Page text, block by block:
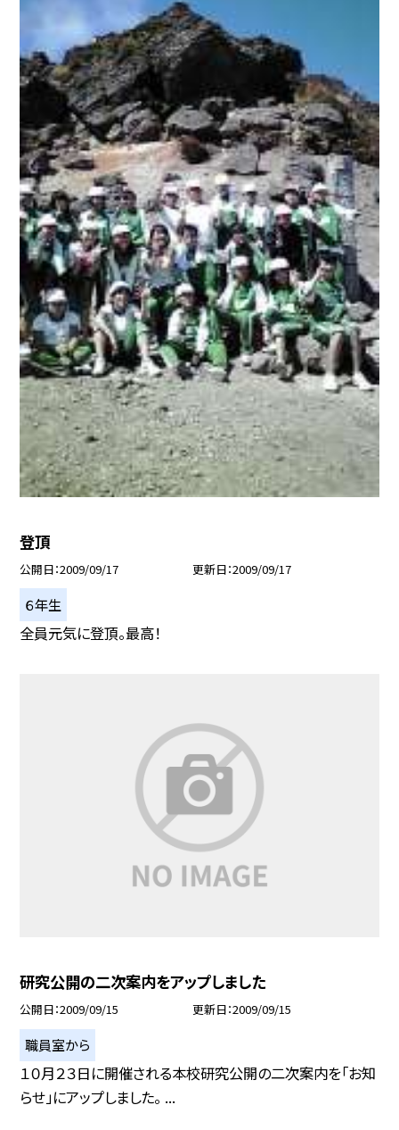
登頂
公開日 2009/09/17 更新日 2009/09/17
６年生
全員元気に登頂。最高！
研究公開の二次案内をアップしました
公開日 2009/09/15 更新日 2009/09/15
職員室から
１０月２３日に開催される本校研究公開の二次案内を「お知
らせ」にアップしました。 ...